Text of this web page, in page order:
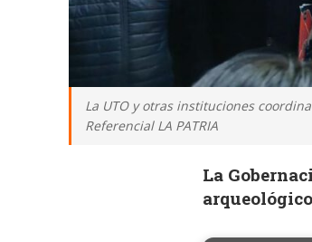
La UTO y otras instituciones
Referencial LA PATRIA
La